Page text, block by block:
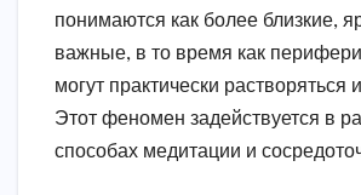
понимаются как более близкие,
важные, в то время как
могут практически растворяться
Этот феномен задействуется в
способах медитации и